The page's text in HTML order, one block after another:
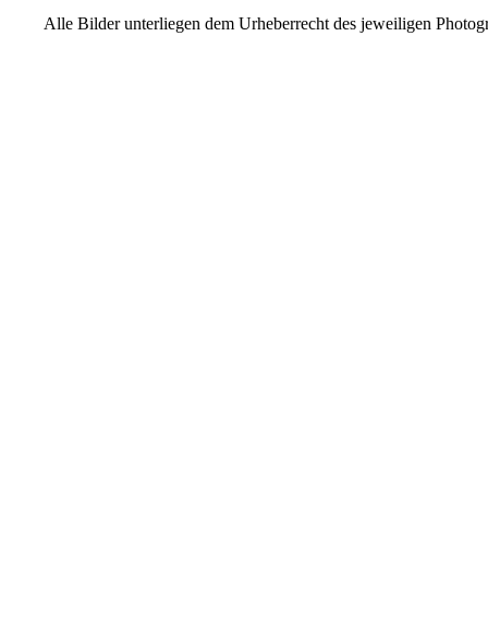
Alle Bilder unterliegen dem Urheberrecht des jeweiligen